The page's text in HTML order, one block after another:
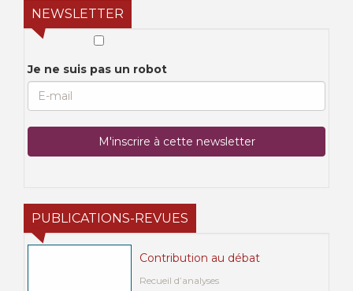
NEWSLETTER
Je ne suis pas un robot
PUBLICATIONS-REVUES
Contribution au débat
Recueil d’analyses